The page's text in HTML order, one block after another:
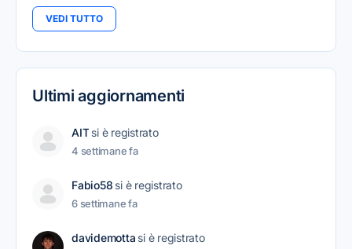
VEDI TUTTO
Ultimi aggiornamenti
AIT si è registrato
4 settimane fa
Fabio58 si è registrato
6 settimane fa
davidemotta si è registrato